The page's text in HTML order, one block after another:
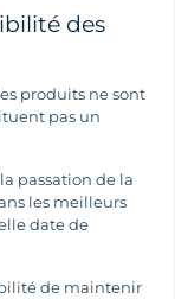
des
produits ne sont
pas un
passation de la
les meilleurs
date de
de maintenir